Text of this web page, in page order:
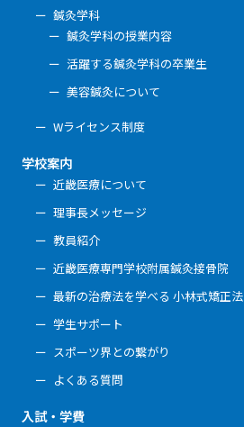
鍼灸学科
鍼灸学科の授業内容
活躍する鍼灸学科の卒業生
美容鍼灸について
Wライセンス制度
学校案内
近畿医療について
理事長メッセージ
教員紹介
近畿医療専門学校附属鍼灸接骨院
最新の治療法を学べる 小林式矯正法
学生サポート
スポーツ界との繋がり
よくある質問
入試・学費